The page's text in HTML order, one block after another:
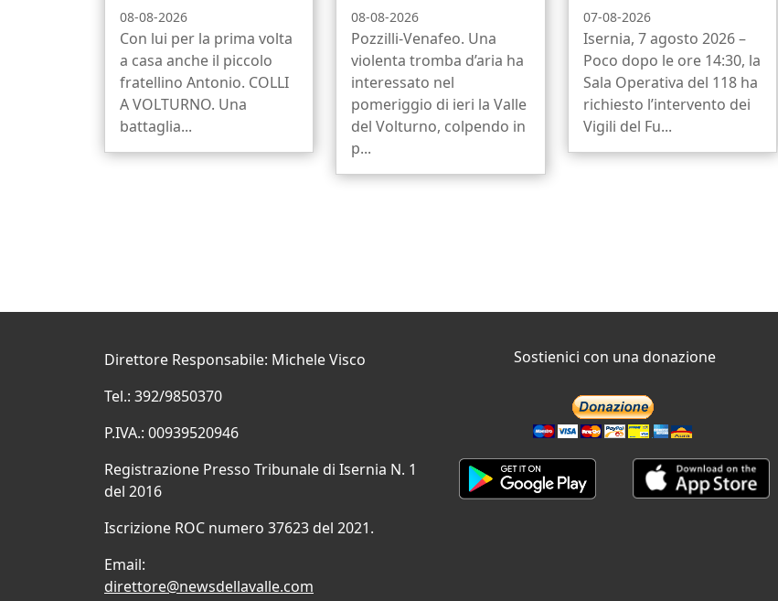
08-08-2026
Con lui per la prima volta
a casa anche il piccolo
fratellino Antonio. COLLI
A VOLTURNO. Una
battaglia...
08-08-2026
Pozzilli-Venafeo. Una
violenta tromba d’aria ha
interessato nel
pomeriggio di ieri la Valle
del Volturno, colpendo in
p...
07-08-2026
Isernia, 7 agosto 2026 –
Poco dopo le ore 14:30, la
Sala Operativa del 118 ha
richiesto l’intervento dei
Vigili del Fu...
Direttore Responsabile: Michele Visco
Tel.: 392/9850370
P.IVA.: 00939520946
Registrazione Presso Tribunale di Isernia N. 1
del 2016
Iscrizione ROC numero 37623 del 2021.
Email:
direttore@newsdellavalle.com
Sostienici con una donazione